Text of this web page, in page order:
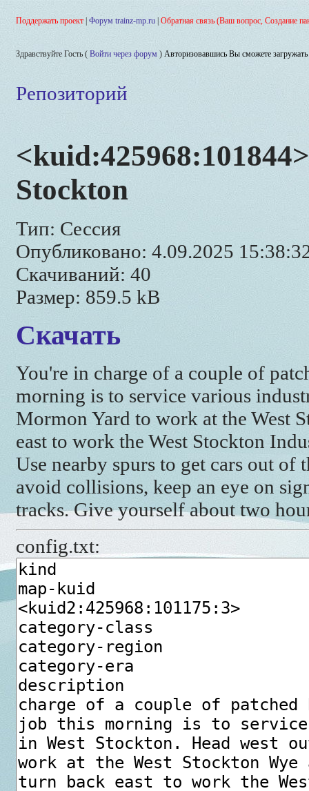
Поддержать проект Форум trainz-mp.ru Обратная связь (Ваш вопрос, Создание
Здравствуйте Гость ( Войти через форум ) Авторизовавшись Вы сможете
Репозиторий
Stockton
Тип: Сессия
Опубликовано: 4.09.2025
Скачиваний: 40
Размер: 859.5 kB
Скачать
You're in charge of a couple of
morning is to service various
Mormon Yard to work at the West
east to work the West Stockton
Use nearby spurs to get cars out
avoid collisions, keep an eye on
tracks. Give yourself about two
config.txt: